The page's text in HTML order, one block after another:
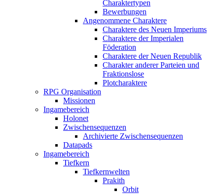
Charaktertypen
Bewerbungen
Angenommene Charaktere
Charaktere des Neuen Imperiums
Charaktere der Imperialen
Föderation
Charaktere der Neuen Republik
Charakter anderer Parteien und
Fraktionslose
Plotcharaktere
RPG Organisation
Missionen
Ingamebereich
Holonet
Zwischensequenzen
Archivierte Zwischensequenzen
Datapads
Ingamebereich
Tiefkern
Tiefkernwelten
Prakith
Orbit